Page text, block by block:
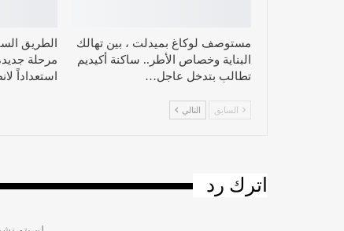
مستوصف لوكاغ بميدلت ، بين تهالك
البناية وخصاص الأطر.. ساكنة أكيديم
تطالب بتدخل عاجل…
الطريق
مرحلة
استعداداً
السابق التالي
اترك رد